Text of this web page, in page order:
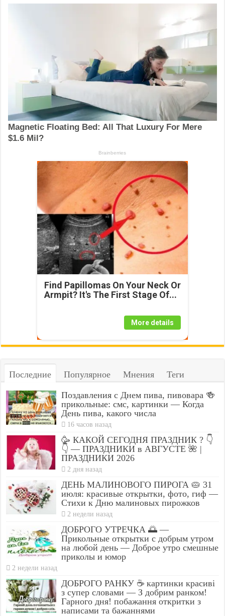
Find Papillomas On Your Neck Or
Armpit? It's The First Stage Of...
More details
Последние Популярное Мнения Теги
Поздавления с Днем пива, пивовара 🍻
прикольные: смс, картинки — Когда
День пива, какого числа
16 часов назад
🥳 КАКОЙ СЕГОДНЯ ПРАЗДНИК ? 👇
👇 — ПРАЗДНИКИ в АВГУСТЕ 🌺 |
ПРАЗДНИКИ 2026
2 дня назад
ДЕНЬ МАЛИНОВОГО ПИРОГА 🥧 31
июля: красивые открытки, фото, гиф —
Стихи к Дню малиновых пирожков
2 недели назад
ДОБРОГО УТРЕЧКА 🌅 —
Прикольные открытки с добрым утром
на любой день — Доброе утро смешные
приколы и юмор
2 недели назад
ДОБРОГО РАНКУ ☕ картинки красиві
з супер словами — З добрим ранком!
Гарного дня! побажання откритки з
написами та бажаннями